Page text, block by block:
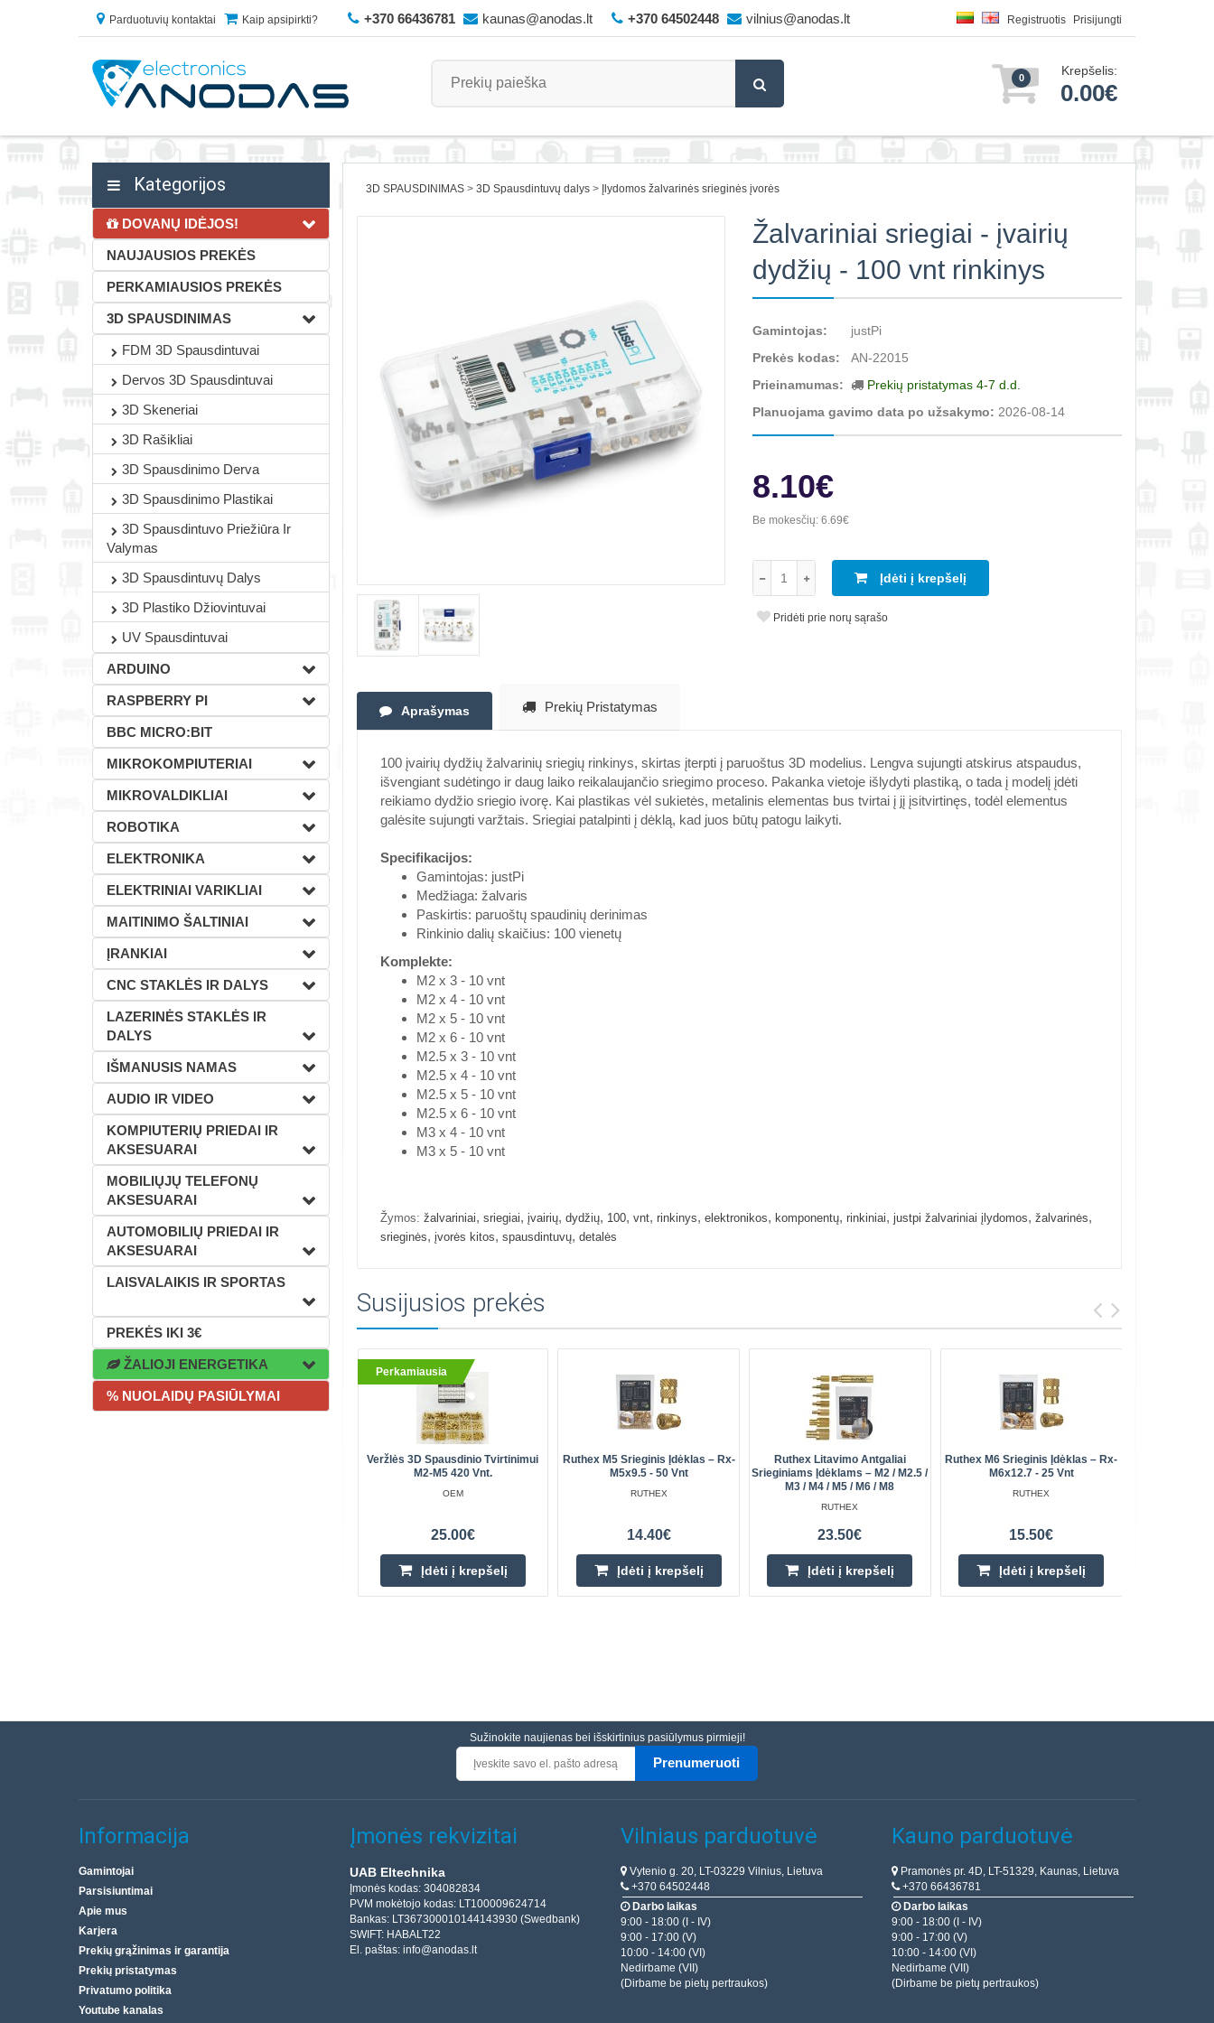
Parduotuvių kontaktai Kaip apsipirkti? +370 66436781 kaunas@anodas.lt +370 64502448 vilnius@anodas.lt Registruotis Prisijungti
0 Krepšelis:
0.00€
Kategorijos
DOVANŲ IDĖJOS!
NAUJAUSIOS PREKĖS
PERKAMIAUSIOS PREKĖS
3D SPAUSDINIMAS
FDM 3D Spausdintuvai
Dervos 3D Spausdintuvai
3D Skeneriai
3D Rašikliai
3D Spausdinimo Derva
3D Spausdinimo Plastikai
3D Spausdintuvo Priežiūra Ir
Valymas
3D Spausdintuvų Dalys
3D Plastiko Džiovintuvai
UV Spausdintuvai
ARDUINO
RASPBERRY PI
BBC MICRO:BIT
MIKROKOMPIUTERIAI
MIKROVALDIKLIAI
ROBOTIKA
ELEKTRONIKA
ELEKTRINIAI VARIKLIAI
MAITINIMO ŠALTINIAI
ĮRANKIAI
CNC STAKLĖS IR DALYS
LAZERINĖS STAKLĖS IR
DALYS
IŠMANUSIS NAMAS
AUDIO IR VIDEO
KOMPIUTERIŲ PRIEDAI IR
AKSESUARAI
MOBILIŲJŲ TELEFONŲ
AKSESUARAI
AUTOMOBILIŲ PRIEDAI IR
AKSESUARAI
LAISVALAIKIS IR SPORTAS
PREKĖS IKI 3€
ŽALIOJI ENERGETIKA
% NUOLAIDŲ PASIŪLYMAI
3D SPAUSDINIMAS 3D Spausdintuvų dalys Įlydomos žalvarinės srieginės įvorės
Žalvariniai sriegiai - įvairių
dydžių - 100 vnt rinkinys
Gamintojas:
justPi
Prekės kodas:
AN-22015
Prieinamumas:
Prekių pristatymas 4-7 d.d.
Planuojama gavimo data po užsakymo: 2026-08-14
8.10€
Be mokesčių:6.69€
Įdėti į krepšelį
Pridėti prie norų sąrašo
Aprašymas Prekių Pristatymas
100 įvairių dydžių žalvarinių sriegių rinkinys, skirtas įterpti į paruoštus 3D modelius. Lengva sujungti atskirus atspaudus,
išvengiant sudėtingo ir daug laiko reikalaujančio sriegimo proceso. Pakanka vietoje išlydyti plastiką, o tada į modelį įdėti
reikiamo dydžio sriegio ivorę. Kai plastikas vėl sukietės, metalinis elementas bus tvirtai į jį įsitvirtinęs, todėl elementus
galėsite sujungti varžtais. Sriegiai patalpinti į dėklą, kad juos būtų patogu laikyti.
Specifikacijos:
Gamintojas: justPi
Medžiaga: žalvaris
Paskirtis: paruoštų spaudinių derinimas
Rinkinio dalių skaičius: 100 vienetų
Komplekte:
M2 x 3 - 10 vnt
M2 x 4 - 10 vnt
M2 x 5 - 10 vnt
M2 x 6 - 10 vnt
M2.5 x 3 - 10 vnt
M2.5 x 4 - 10 vnt
M2.5 x 5 - 10 vnt
M2.5 x 6 - 10 vnt
M3 x 4 - 10 vnt
M3 x 5 - 10 vnt
Žymos: žalvariniai, sriegiai, įvairių, dydžių, 100, vnt, rinkinys, elektronikos, komponentų, rinkiniai, justpi žalvariniai įlydomos, žalvarinės,
srieginės, įvorės kitos, spausdintuvų, detalės
Susijusios prekės
Perkamiausia
Veržlės 3D Spausdinio Tvirtinimui
M2-M5 420 Vnt.
OEM
25.00€
Įdėti į krepšelį
Ruthex M5 Srieginis Įdėklas – Rx-
M5x9.5 - 50 Vnt
RUTHEX
14.40€
Įdėti į krepšelį
Ruthex Litavimo Antgaliai
Srieginiams Įdėklams – M2 / M2.5 /
M3 / M4 / M5 / M6 / M8
RUTHEX
23.50€
Įdėti į krepšelį
Ruthex M6 Srieginis Įdėklas – Rx-
M6x12.7 - 25 Vnt
RUTHEX
15.50€
Įdėti į krepšelį
Sužinokite naujienas bei išskirtinius pasiūlymus pirmieji!
Prenumeruoti
Informacija
Gamintojai
Parsisiuntimai
Apie mus
Karjera
Prekių grąžinimas ir garantija
Prekių pristatymas
Privatumo politika
Youtube kanalas
Įmonės rekvizitai
UAB Eltechnika
Įmonės kodas: 304082834
PVM mokėtojo kodas: LT100009624714
Bankas: LT367300010144143930 (Swedbank)
SWIFT: HABALT22
El. paštas: info@anodas.lt
Vilniaus parduotuvė
Vytenio g. 20, LT-03229 Vilnius, Lietuva
+370 64502448
Darbo laikas
9:00 - 18:00 (I - IV)
9:00 - 17:00 (V)
10:00 - 14:00 (VI)
Nedirbame (VII)
(Dirbame be pietų pertraukos)
Kauno parduotuvė
Pramonės pr. 4D, LT-51329, Kaunas, Lietuva
+370 66436781
Darbo laikas
9:00 - 18:00 (I - IV)
9:00 - 17:00 (V)
10:00 - 14:00 (VI)
Nedirbame (VII)
(Dirbame be pietų pertraukos)